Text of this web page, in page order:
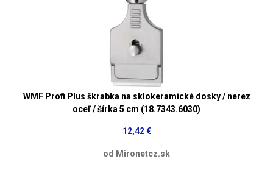
WMF Profi Plus škrabka na sklokeramické dosky / nerez
oceľ / šírka 5 cm (18.7343.6030)
12,42 €
od Mironetcz.sk